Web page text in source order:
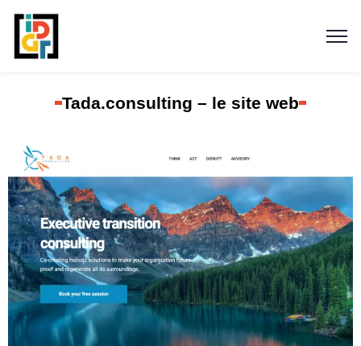
Tada.consulting – le site web